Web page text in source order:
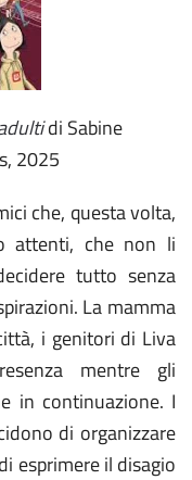
di Sabine
2025
che, questa volta,
attenti, che non li
tutto senza
La mamma
i genitori di Liva
mentre gli
in continuazione. I
di organizzare
esprimere il disagio